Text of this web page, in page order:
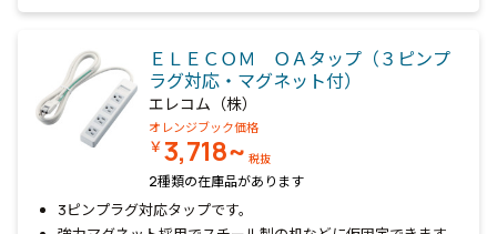
ＥＬＥＣＯＭ ＯＡタップ（３ピンプ
ラグ対応・マグネット付）
エレコム（株）
オレンジブック価格
￥3,718~ 税抜
2種類の在庫品があります
3ピンプラグ対応タップです。